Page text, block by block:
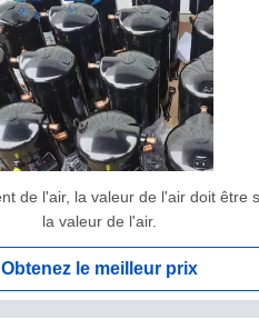
de l'air, la valeur de l'air doit être
la valeur de l'air.
Obtenez le meilleur prix